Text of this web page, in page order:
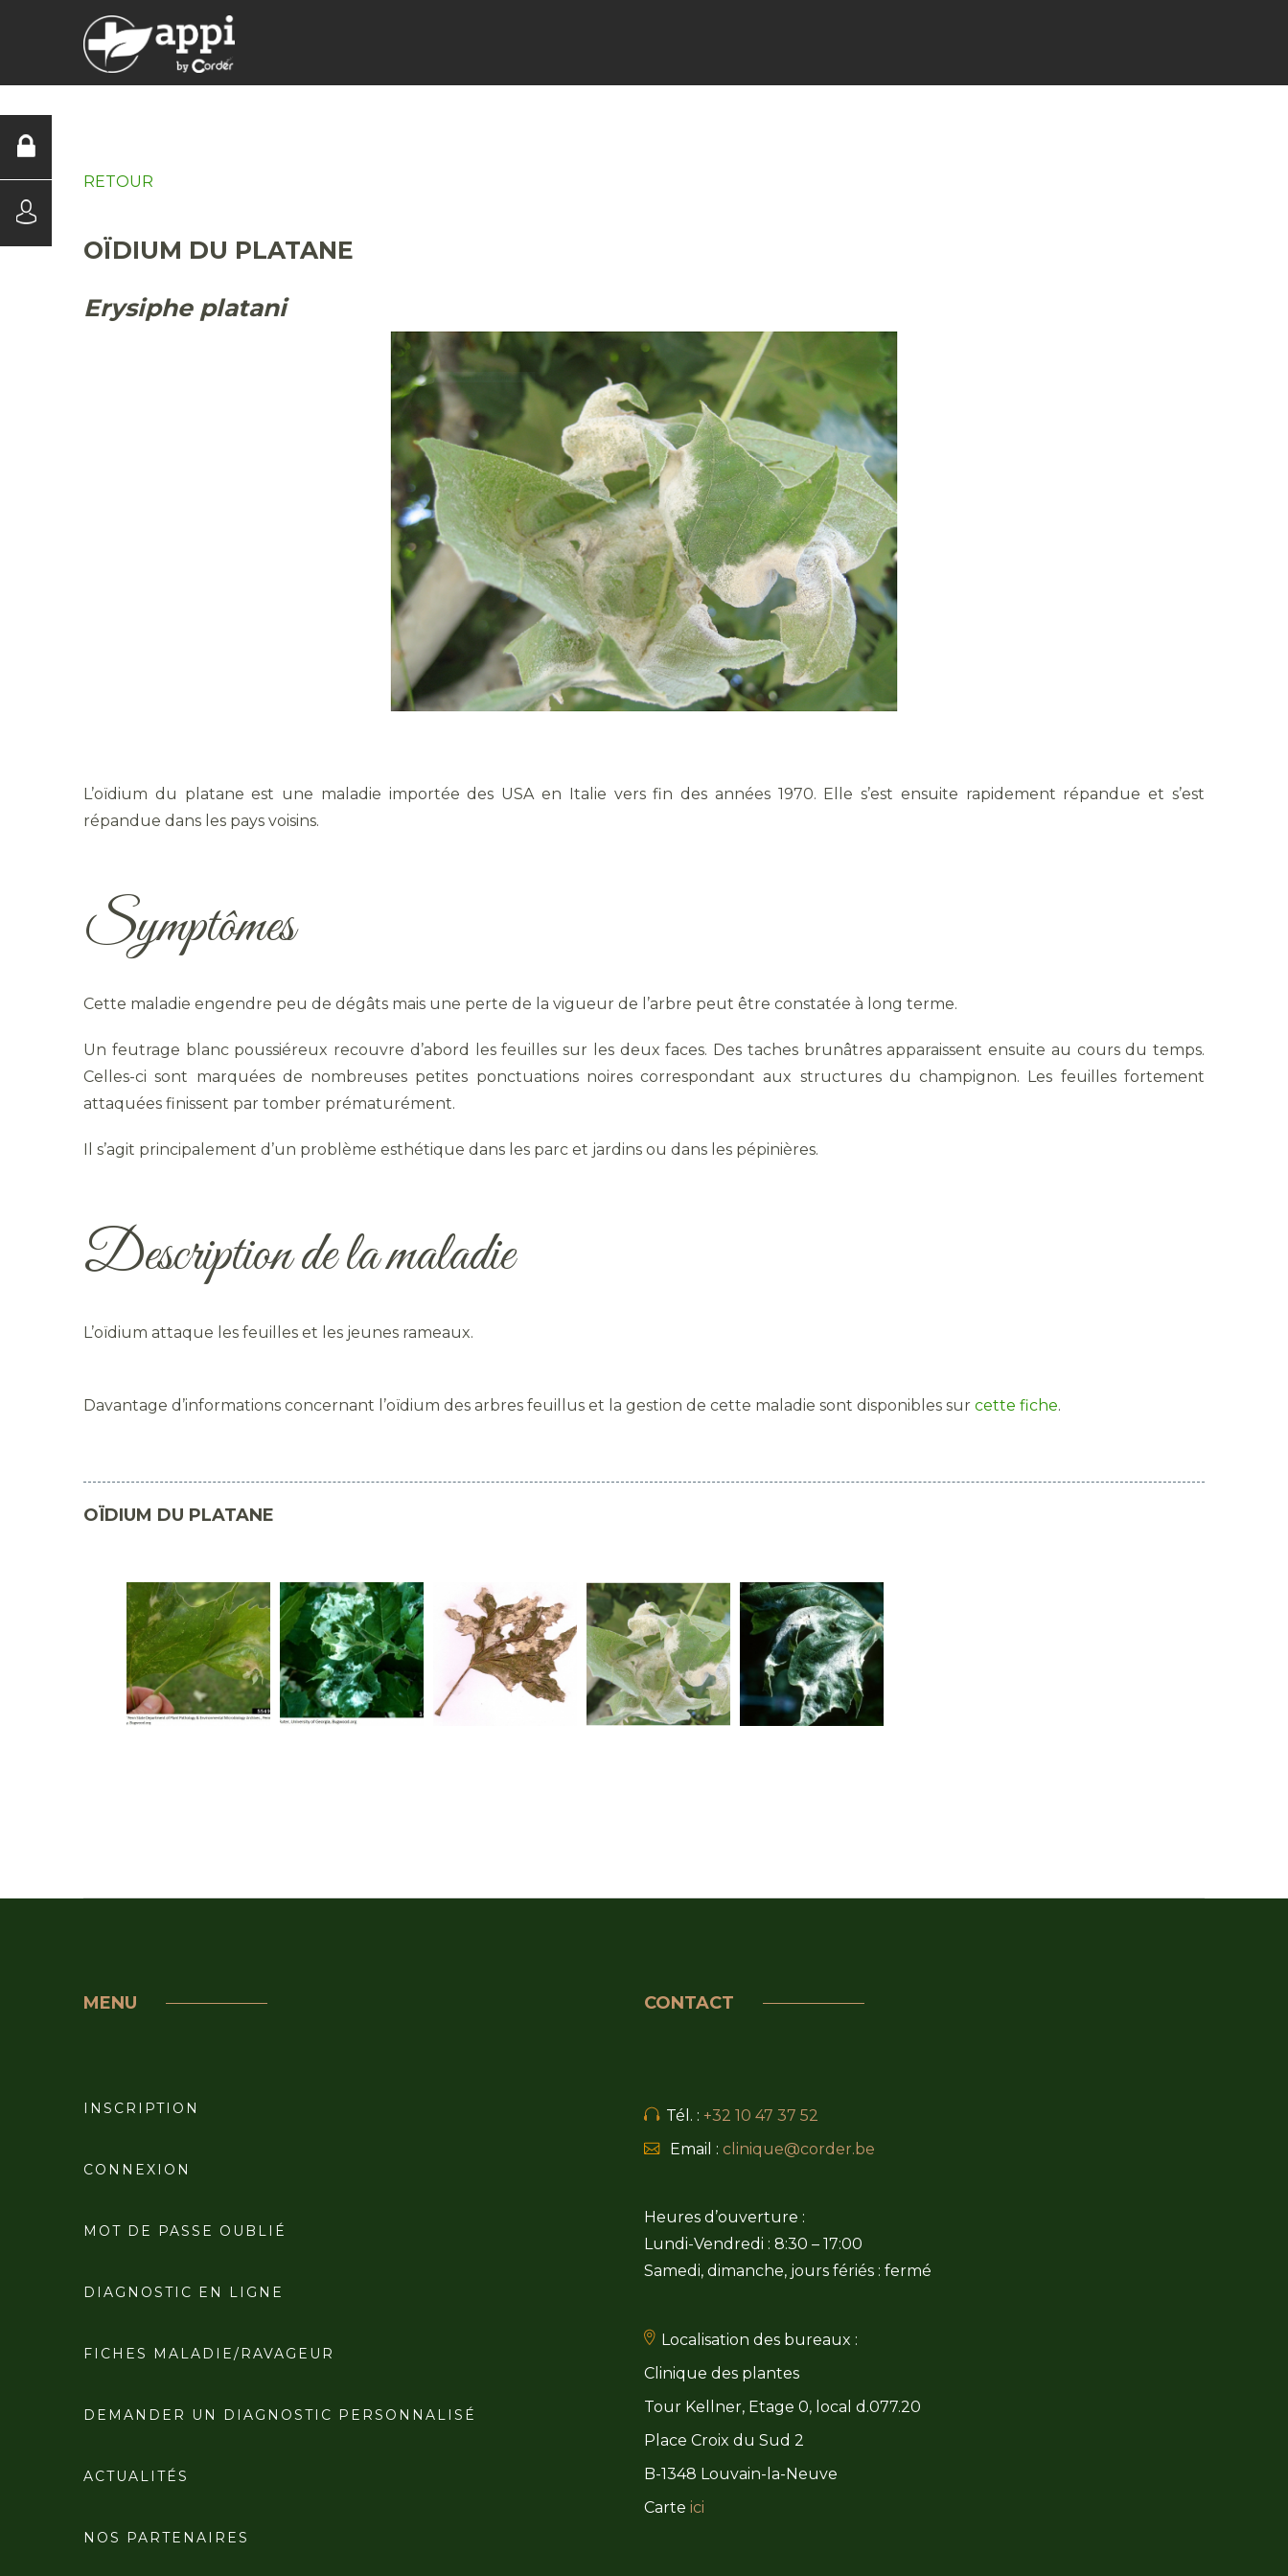
RETOUR
OÏDIUM DU PLATANE
Erysiphe platani
L’oïdium du platane est une maladie importée des USA en Italie vers fin des années 1970. Elle s’est ensuite rapidement répandue et s’est
répandue dans les pays voisins.
Symptômes
Cette maladie engendre peu de dégâts mais une perte de la vigueur de l’arbre peut être constatée à long terme.
Un feutrage blanc poussiéreux recouvre d’abord les feuilles sur les deux faces. Des taches brunâtres apparaissent ensuite au cours du temps.
Celles-ci sont marquées de nombreuses petites ponctuations noires correspondant aux structures du champignon. Les feuilles fortement
attaquées finissent par tomber prématurément.
Il s’agit principalement d’un problème esthétique dans les parc et jardins ou dans les pépinières.
Description de la maladie
L’oïdium attaque les feuilles et les jeunes rameaux.
Davantage d’informations concernant l’oïdium des arbres feuillus et la gestion de cette maladie sont disponibles sur cette fiche.
OÏDIUM DU PLATANE
MENU
INSCRIPTION
CONNEXION
MOT DE PASSE OUBLIÉ
DIAGNOSTIC EN LIGNE
FICHES MALADIE/RAVAGEUR
DEMANDER UN DIAGNOSTIC PERSONNALISÉ
ACTUALITÉS
NOS PARTENAIRES
CONTACT
Tél. : +32 10 47 37 52
Email : clinique@corder.be
Heures d’ouverture :
Lundi-Vendredi : 8:30 – 17:00
Samedi, dimanche, jours fériés : fermé
Localisation des bureaux :
Clinique des plantes
Tour Kellner, Etage 0, local d.077.20
Place Croix du Sud 2
B-1348 Louvain-la-Neuve
Carte ici